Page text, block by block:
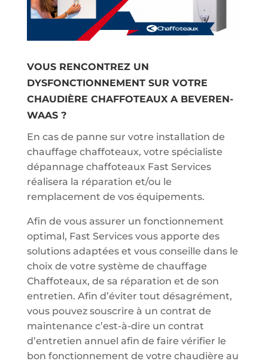
VOUS RENCONTREZ UN
DYSFONCTIONNEMENT SUR VOTRE
CHAUDIÈRE CHAFFOTEAUX A BEVEREN-
WAAS ?
En cas de panne sur votre installation de
chauffage chaffoteaux, votre spécialiste
dépannage chaffoteaux Fast Services
réalisera la réparation et/ou le
remplacement de vos équipements.
Afin de vous assurer un fonctionnement
optimal, Fast Services vous apporte des
solutions adaptées et vous conseille dans le
choix de votre système de chauffage
Chaffoteaux, de sa réparation et de son
entretien. Afin d’éviter tout désagrément,
vous pouvez souscrire à un contrat de
maintenance c’est-à-dire un contrat
d’entretien annuel afin de faire vérifier le
bon fonctionnement de votre chaudière au